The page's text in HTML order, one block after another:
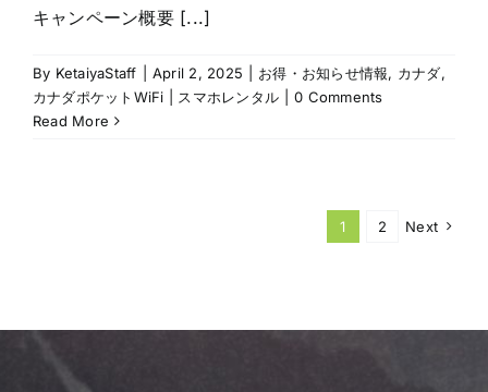
キャンペーン概要 [...]
By KetaiyaStaff April 2, 2025 お得・お知らせ情報, カナダ,
カナダポケットWiFi | スマホレンタル
0 Comments
Read More
1 2 Next